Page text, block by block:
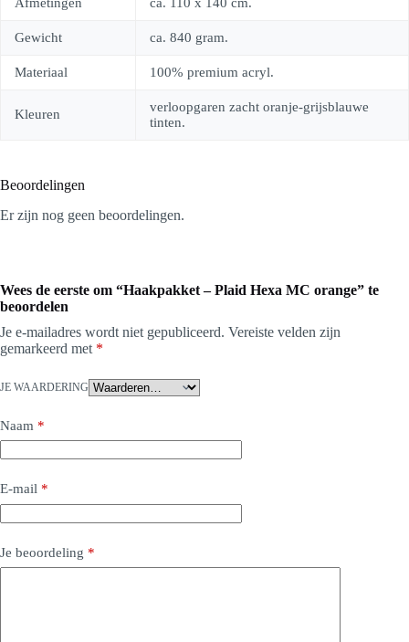
Gewicht ca. 840 gram.
Materiaal 100% premium acryl.
Kleuren
verloopgaren zacht oranje-grijsblauwe
tinten.
Beoordelingen
Er zijn nog geen beoordelingen.
Wees de eerste om “Haakpakket – Plaid Hexa MC orange” te
beoordelen
Je e-mailadres wordt niet gepubliceerd. Vereiste velden zijn
gemarkeerd met *
JE WAARDERING
Naam *
E-mail *
Je beoordeling *